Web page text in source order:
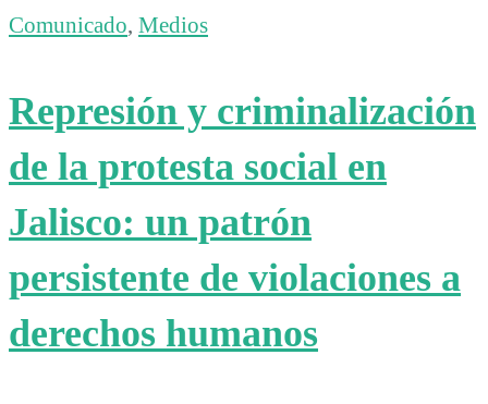
Comunicado, Medios
Represión y criminalización
de la protesta social en
Jalisco: un patrón
persistente de violaciones a
derechos humanos